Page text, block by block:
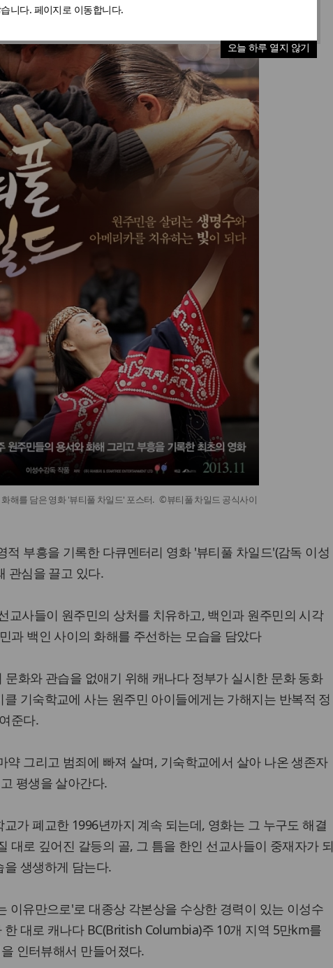
니다. 페이지로 이동합니다.
오늘 하루 열지 않기
해를 담은 영화 '뷰티풀 차일드' 포스터. ©뷰티풀 차일드 공식사이
적 부흥을 기록한 다큐멘터리 영화 '뷰티풀 차일드'(감독 이성
관심을 끌고 있다.
교사들이 원주민의 상처를 치유하고, 백인과 원주민의 시각
과 백인 사이의 화해를 주선하는 모습을 담았다
화와 관습을 없애기 위해 캐나다 정부가 실시한 문화 동화
기숙학교에 사는 원주민 아이들에게는 가해지는 반복적 정
준다.
약 그리고 범죄에 빠져 살며, 기숙학교에서 살아 나온 생존자
평생을 살아간다.
가 폐교한 1996년까지 계속 되는데, 영화는 그 누구도 해결
대로 깊어진 갈등의 골, 그 틈을 한인 선교사들이 중재자가 되
생생하게 담는다.
이유만으로'로 대종상 각본상을 수상한 경력이 있는 이성수
대로 캐나다 BC(British Columbia)주 10개 지역 5만km를
인터뷰해서 만들어졌다.